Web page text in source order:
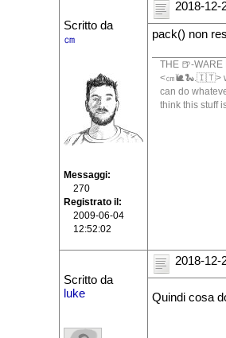
Scritto da
㎝
Messaggi
270
Registrato il
2009-06-04
12:52:02
2018-12-
pack() non
THE 🍺-
<㎝🐌🐍.🇮🇹>
can do
think this stuff
Scritto da
luke
2018-12-
Quindi cosa